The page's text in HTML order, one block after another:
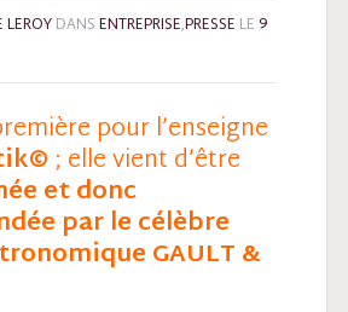
LEROYDANSENTREPRISE,PRESSE LE9
pour l’enseigne
©; elle vient d’être
et donc
par le célèbre
GAULT &